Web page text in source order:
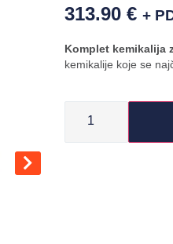
313.90 € +
Komplet kemikalija
kemikalije koje se